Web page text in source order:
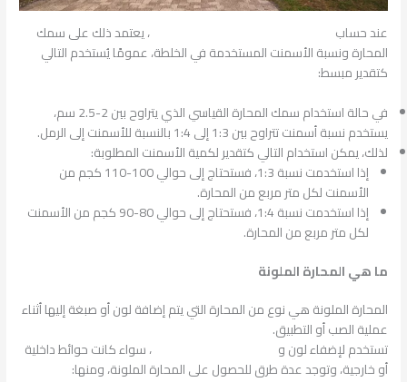
عند حساب كمية الأسمنت المطلوبة لمتر المحارة، يعتمد ذلك على سمك
المحارة ونسبة الأسمنت المستخدمة في الخلطة، عمومًا يُستخدم التالي
كتقدير مبسط:
في حالة استخدام سمك المحارة القياسي الذي يتراوح بين 2-2.5 سم،
يستخدم نسبة أسمنت تتراوح بين 1:3 إلى 1:4 بالنسبة للأسمنت إلى الرمل.
لذلك، يمكن استخدام التالي كتقدير لكمية الأسمنت المطلوبة:
إذا استخدمت نسبة 1:3، فستحتاج إلى حوالي 100-110 كجم من
الأسمنت لكل متر مربع من المحارة.
إذا استخدمت نسبة 1:4، فستحتاج إلى حوالي 80-90 كجم من الأسمنت
لكل متر مربع من المحارة.
ما هي المحارة الملونة
المحارة الملونة هي نوع من المحارة التي يتم إضافة لون أو صبغة إليها أثناء
عملية الصب أو التطبيق.
تستخدم لإضفاء لون و تنوع على الأسطح المحارة، سواء كانت حوائط داخلية
أو خارجية، وتوجد عدة طرق للحصول على المحارة الملونة، ومنها: